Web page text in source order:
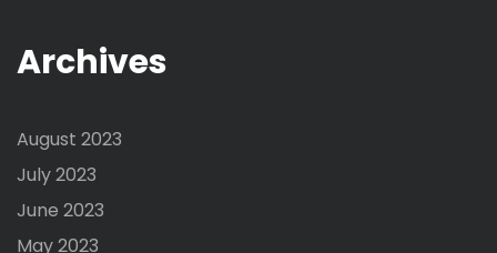
Archives
August 2023
July 2023
June 2023
May 2023